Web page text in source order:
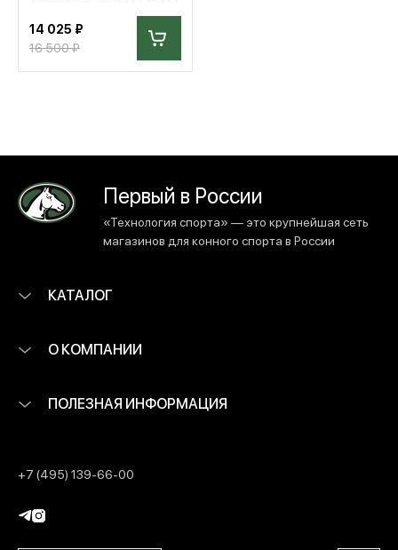
14 025 ₽
16 500 ₽
Первый в России
«Технология спорта» — это крупнейшая сеть
магазинов для конного спорта в России
КАТАЛОГ
О КОМПАНИИ
ПОЛЕЗНАЯ ИНФОРМАЦИЯ
+7 (495) 139-66-00